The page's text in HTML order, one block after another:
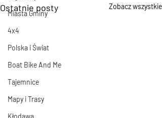
Miasta Gminy
4x4
Polska i Świat
Boat Bike And Me
Tajemnice
Mapy i Trasy
Kłodawa
Ostatnie posty Zobacz wszystkie